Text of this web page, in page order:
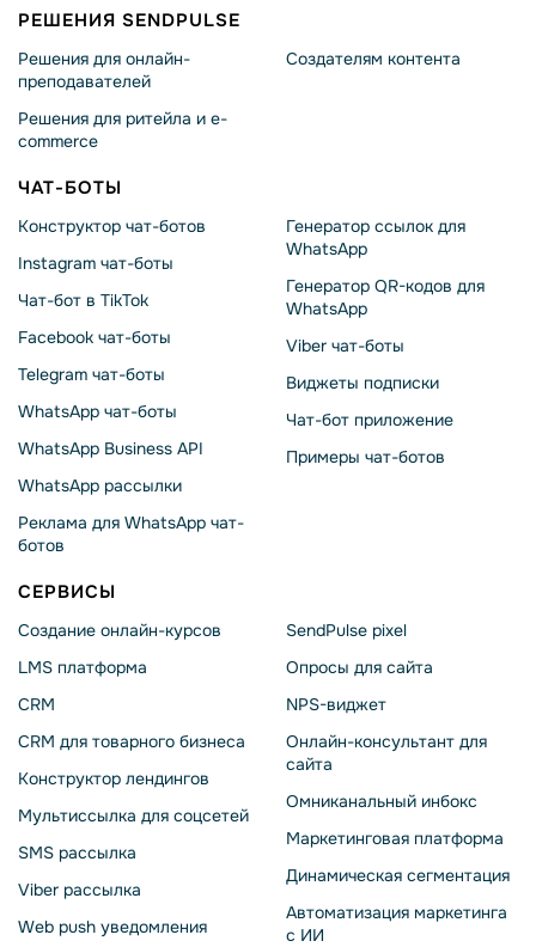
РЕШЕНИЯ SENDPULSE
Решения для онлайн-
преподавателей
Решения для ритейла и e-
commerce
Создателям контента
ЧАТ-БОТЫ
Конструктор чат-ботов
Instagram чат-боты
Чат-бот в TikTok
Facebook чат-боты
Telegram чат-боты
WhatsApp чат-боты
WhatsApp Business API
WhatsApp рассылки
Реклама для WhatsApp чат-
ботов
Генератор ссылок для
WhatsApp
Генератор QR-кодов для
WhatsApp
Viber чат-боты
Виджеты подписки
Чат-бот приложение
Примеры чат-ботов
СЕРВИСЫ
Создание онлайн-курсов
LMS платформа
CRM
CRM для товарного бизнеса
Конструктор лендингов
Мультиссылка для соцсетей
SMS рассылка
Viber рассылка
Web push уведомления
SendPulse pixel
Опросы для сайта
NPS-виджет
Онлайн-консультант для
сайта
Омниканальный инбокс
Маркетинговая платформа
Динамическая сегментация
Автоматизация маркетинга
с ИИ